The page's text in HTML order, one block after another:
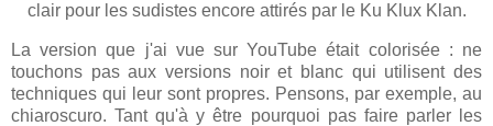
clair pour les sudistes encore attirés par le Ku Klux Klan.
La version que j'ai vue sur YouTube était colorisée : ne
touchons pas aux versions noir et blanc qui utilisent des
techniques qui leur sont propres. Pensons, par exemple, au
chiaroscuro. Tant qu'à y être pourquoi pas faire parler les